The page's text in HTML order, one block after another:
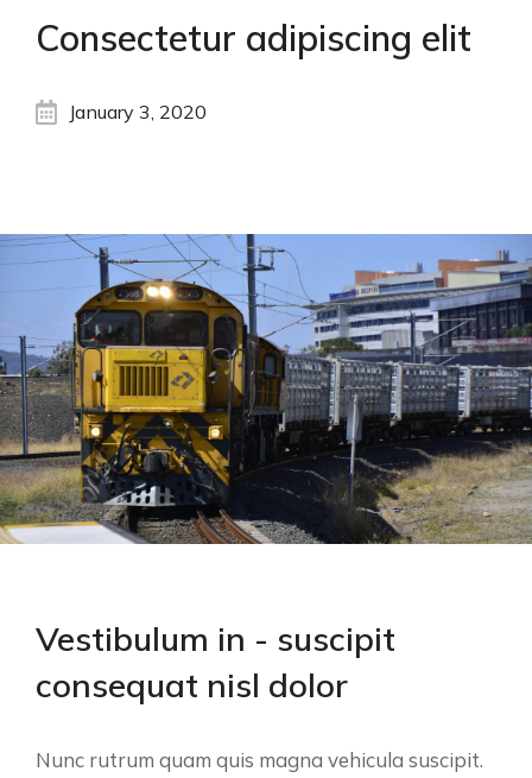
Consectetur adipiscing elit
January 3, 2020
Vestibulum in - suscipit
consequat nisl dolor
Nunc rutrum quam quis magna vehicula suscipit.